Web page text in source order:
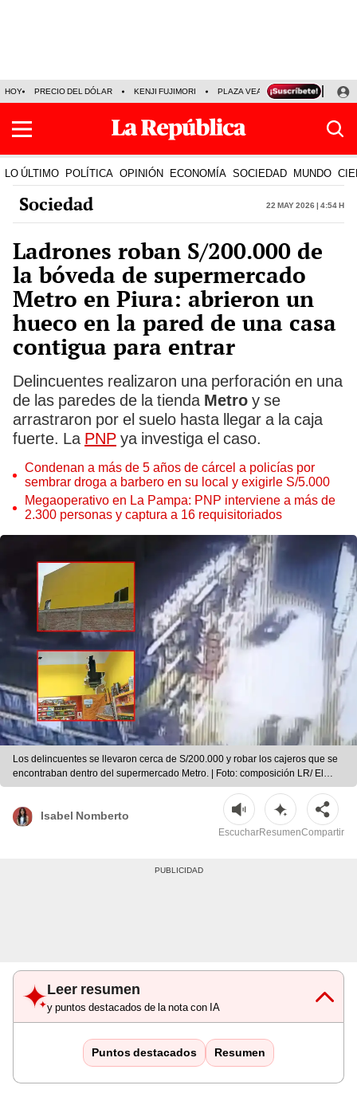
HOY PRECIO DEL DÓLAR KENJI FUJIMORI PLAZA VEA FERIADOS
LO ÚLTIMO POLÍTICA OPINIÓN ECONOMÍA SOCIEDAD MUNDO
Sociedad 22 May 2026 | 4:54 h
Ladrones roban S/200.000 de
la bóveda de supermercado
Metro en Piura: abrieron un
hueco en la pared de una casa
contigua para entrar
Delincuentes realizaron una perforación en una
de las paredes de la tienda Metro y se
arrastraron por el suelo hasta llegar a la caja
fuerte. La PNP ya investiga el caso.
Condenan a más de 5 años de cárcel a policías por
sembrar droga a barbero en su local y exigirle S/5.000
Megaoperativo en La Pampa: PNP interviene a más de
2.300 personas y captura a 16 requisitoriados
Los delincuentes se llevaron cerca de S/200.000 y robar los cajeros que se
encontraban dentro del supermercado Metro. | Foto: composición LR/ El
regional de Piura
Isabel Nomberto
EscucharResumenCompartir
Leer resumen
y puntos destacados de la nota con IA
Puntos destacados Resumen